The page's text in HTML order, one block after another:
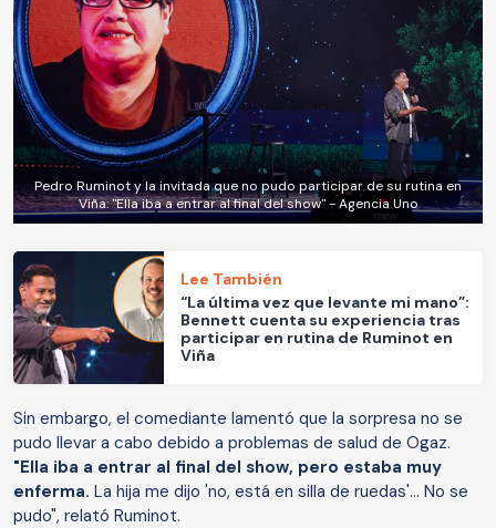
Pedro Ruminot y la invitada que no pudo participar de su rutina en
Viña: "Ella iba a entrar al final del show" - Agencia Uno
Lee También
“La última vez que levante mi mano”:
Bennett cuenta su experiencia tras
participar en rutina de Ruminot en
Viña
Sin embargo, el comediante lamentó que la sorpresa no se
pudo llevar a cabo debido a problemas de salud de Ogaz.
"Ella iba a entrar al final del show, pero estaba muy
enferma. La hija me dijo 'no, está en silla de ruedas'... No se
pudo", relató Ruminot.